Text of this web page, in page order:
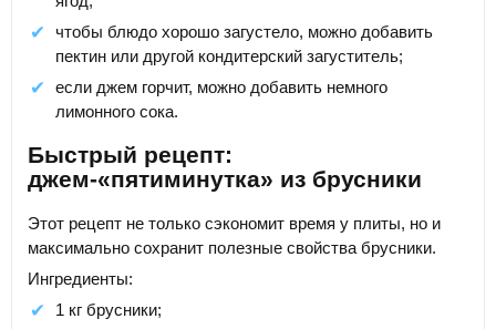
чтобы блюдо хорошо загустело, можно добавить
пектин или другой кондитерский загуститель;
если джем горчит, можно добавить немного
лимонного сока.
Быстрый рецепт:
джем-«пятиминутка» из брусники
Этот рецепт не только сэкономит время у плиты, но и
максимально сохранит полезные свойства брусники.
Ингредиенты:
1 кг брусники;